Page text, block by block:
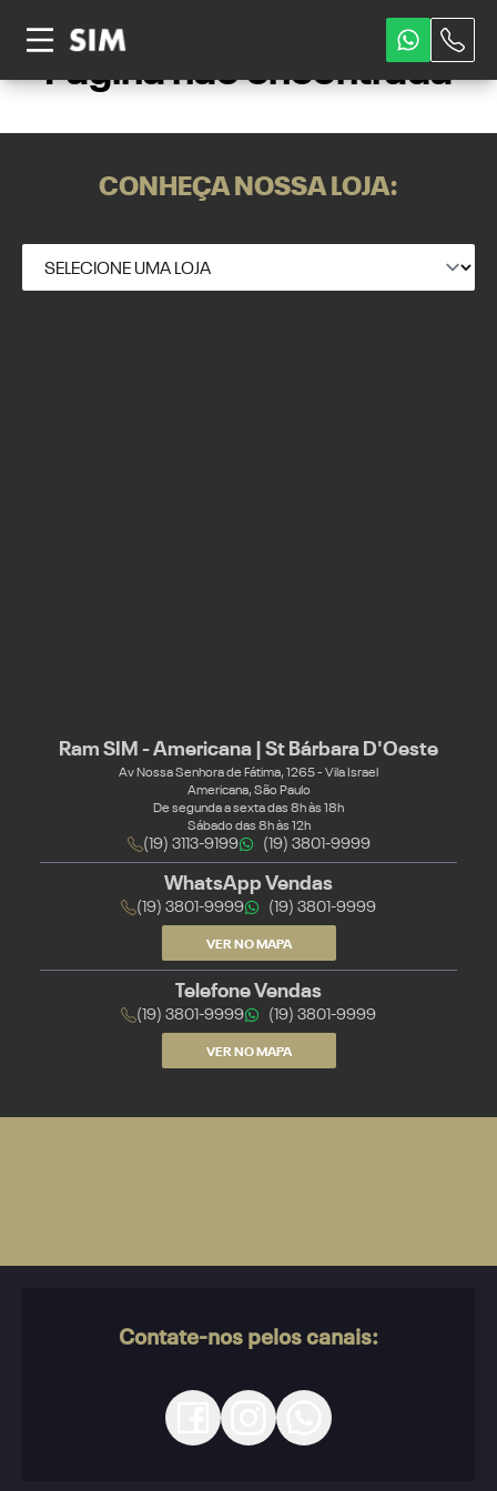
Página não encontrada
CONHEÇA NOSSA LOJA:
Ram SIM - Americana | St Bárbara D'Oeste
Av Nossa Senhora de Fátima, 1265 - Vila Israel
Americana, São Paulo
De segunda a sexta das 8h às 18h
Sábado das 8h às 12h
(19) 3113-9199 (19) 3801-9999
WhatsApp Vendas
(19) 3801-9999 (19) 3801-9999
VER NO MAPA
Telefone Vendas
(19) 3801-9999 (19) 3801-9999
VER NO MAPA
Contate-nos pelos canais: